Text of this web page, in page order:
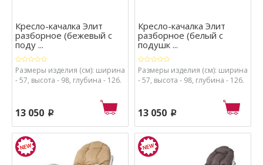
Кресло-качалка Элит
разборное (бежевый с
поду ...
Размеры изделия (см): ширина
- 57, высота - 98, глубина - 126.
13 050 p
Кресло-качалка Элит
разборное (белый с
подушк ...
Размеры изделия (см): ширина
- 57, высота - 98, глубина - 126.
13 050 p